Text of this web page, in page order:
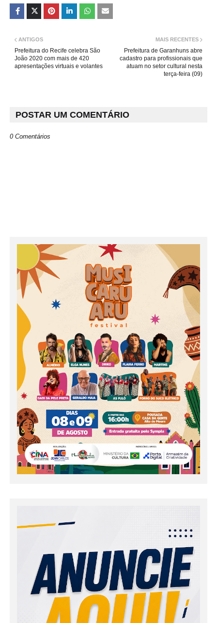
MAIS RECENTES
Prefeitura de Garanhuns abre
cadastro para profissionais que
atuam no setor cultural nesta
terça-feira (09)
ANTIGOS
Prefeitura do Recife celebra São
João 2020 com mais de 420
apresentações virtuais e volantes
POSTAR UM COMENTÁRIO
0 Comentários